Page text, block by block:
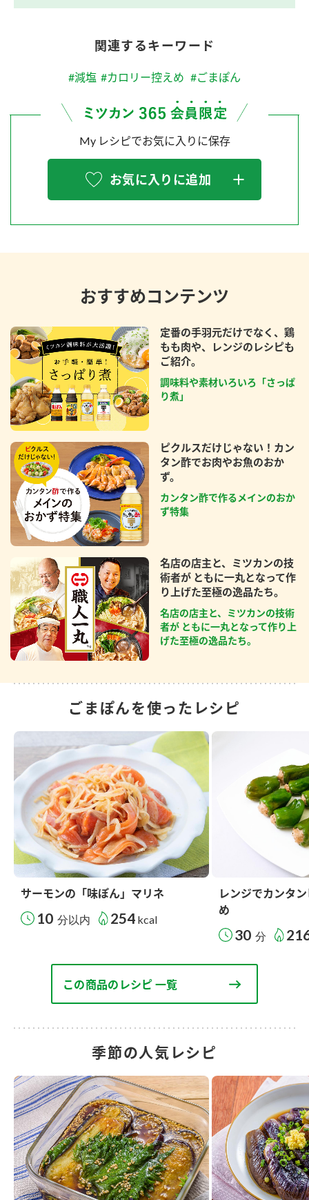
関連するキーワード
#減塩 #カロリー控えめ #ごまぽん
My レシピでお気に入りに保存
お気に入りに追加
おすすめコンテンツ
定番の手羽元だけでなく、鶏
もも肉や、レンジのレシピも
ご紹介。
調味料や素材いろいろ「さっぱ
り煮」
ピクルスだけじゃない！カン
タン酢でお肉やお魚のおか
ず。
カンタン酢で作るメインのおか
ず特集
名店の店主と、ミツカンの技
術者が ともに一丸となって作
り上げた至極の逸品たち。
名店の店主と、ミツカンの技術
者が ともに一丸となって作り上
げた至極の逸品たち。
ごまぽんを使ったレシピ
サーモンの「味ぽん」マリネ
10 分以内 254 kcal
レンジでカンタ
め
30 分
この商品のレシピ 一覧
季節の人気レシピ